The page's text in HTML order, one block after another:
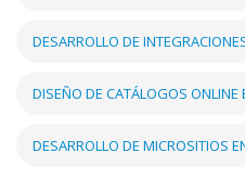
DESARROLLO DE
DISEÑO DE CATÁLOGOS ONLINE
DESARROLLO DE MICROSITIOS